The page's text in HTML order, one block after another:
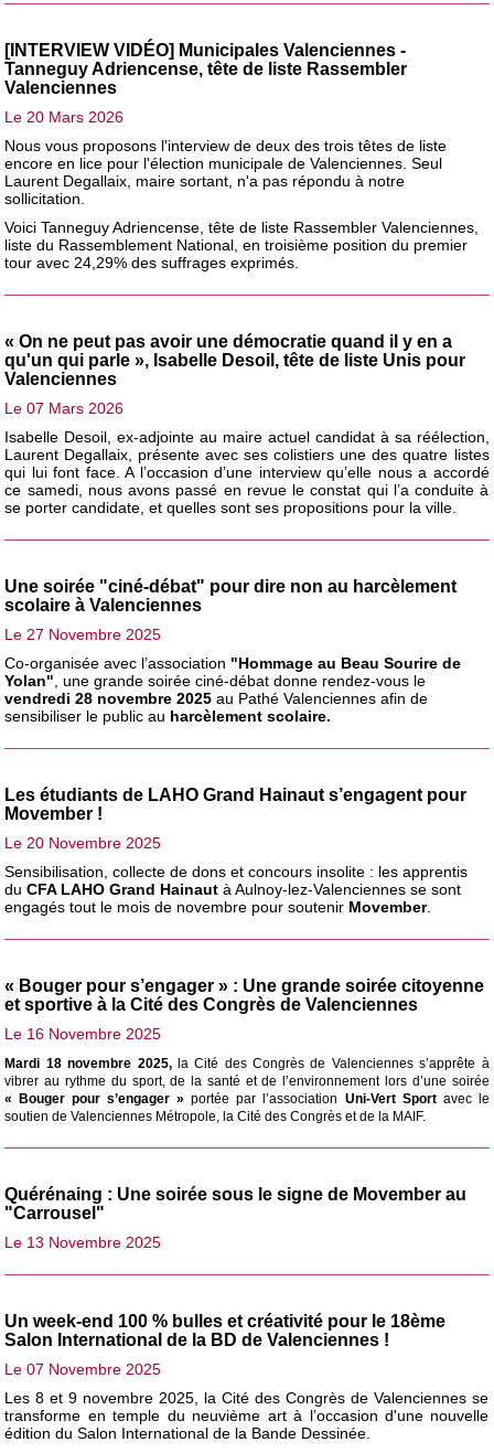
[INTERVIEW VIDÉO] Municipales Valenciennes -
Tanneguy Adriencense, tête de liste Rassembler
Valenciennes
Le 20 Mars 2026
Nous vous proposons l'interview de deux des trois têtes de liste
encore en lice pour l'élection municipale de Valenciennes. Seul
Laurent Degallaix, maire sortant, n'a pas répondu à notre
sollicitation.
Voici Tanneguy Adriencense, tête de liste Rassembler Valenciennes,
liste du Rassemblement National, en troisième position du premier
tour avec 24,29% des suffrages exprimés.
« On ne peut pas avoir une démocratie quand il y en a
qu'un qui parle », Isabelle Desoil, tête de liste Unis pour
Valenciennes
Le 07 Mars 2026
Isabelle Desoil, ex-adjointe au maire actuel candidat à sa réélection,
Laurent Degallaix, présente avec ses colistiers une des quatre listes
qui lui font face. A l’occasion d’une interview qu’elle nous a accordé
ce samedi, nous avons passé en revue le constat qui l’a conduite à
se porter candidate, et quelles sont ses propositions pour la ville.
Une soirée "ciné-débat" pour dire non au harcèlement
scolaire à Valenciennes
Le 27 Novembre 2025
Co-organisée avec l’association "Hommage au Beau Sourire de
Yolan" , une grande soirée ciné-débat donne rendez-vous le
vendredi 28 novembre 2025 au Pathé Valenciennes afin de
sensibiliser le public au harcèlement scolaire.
Les étudiants de LAHO Grand Hainaut s’engagent pour
Movember !
Le 20 Novembre 2025
Sensibilisation, collecte de dons et concours insolite : les apprentis
duCFA LAHO Grand Hainaut à Aulnoy-lez-Valenciennes se sont
engagés tout le mois de novembre pour soutenir Movember.
« Bouger pour s’engager » : Une grande soirée citoyenne
et sportive à la Cité des Congrès de Valenciennes
Le 16 Novembre 2025
Mardi 18 novembre 2025, la Cité des Congrès de Valenciennes s’apprête à
vibrer au rythme du sport, de la santé et de l’environnement lors d’une soirée
« Bouger pour s’engager » portée par l’association Uni-Vert Sportavec le
soutien de Valenciennes Métropole, la Cité des Congrès et de la MAIF.
Quérénaing : Une soirée sous le signe de Movember au
"Carrousel"
Le 13 Novembre 2025
Un week-end 100 % bulles et créativité pour le 18ème
Salon International de la BD de Valenciennes !
Le 07 Novembre 2025
Les 8 et 9 novembre 2025, la Cité des Congrès de Valenciennes se
transforme en temple du neuvième art à l’occasion d'une nouvelle
édition du Salon International de la Bande Dessinée.